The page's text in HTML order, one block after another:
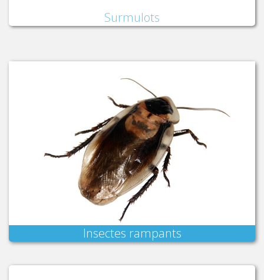
Surmulots
Insectes rampants